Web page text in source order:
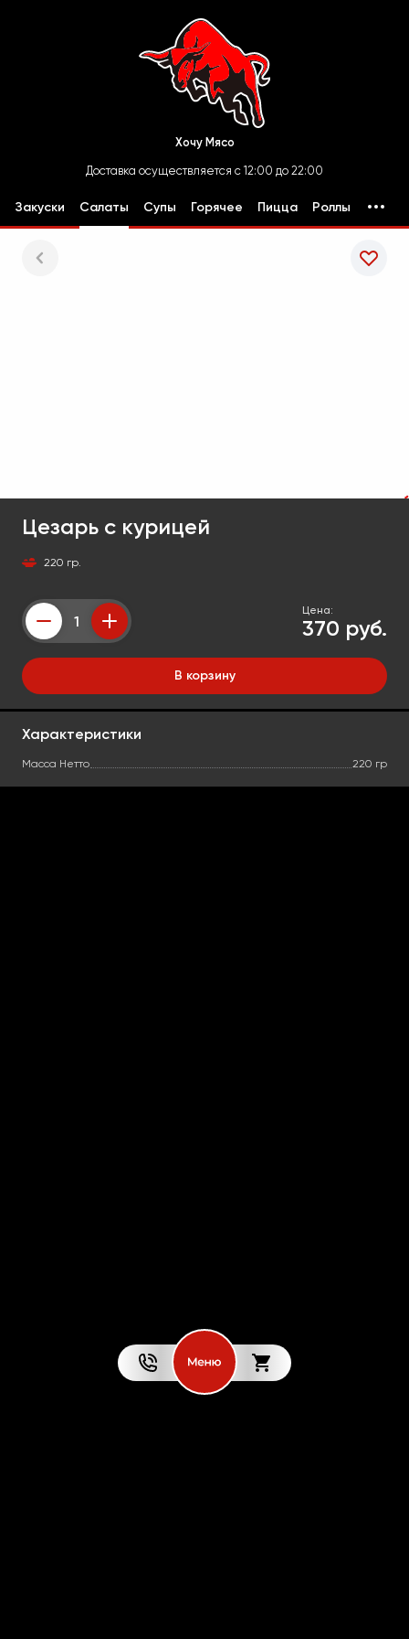
Хочу Мясо
Доставка осуществляется с 12:00 до 22:00
Закуски Салаты Супы Горячее Пицца Роллы
Цезарь с курицей
220 гр.
Counter
Цена:
370 руб.
В корзину
Характеристики
Масса Нетто 220 гр